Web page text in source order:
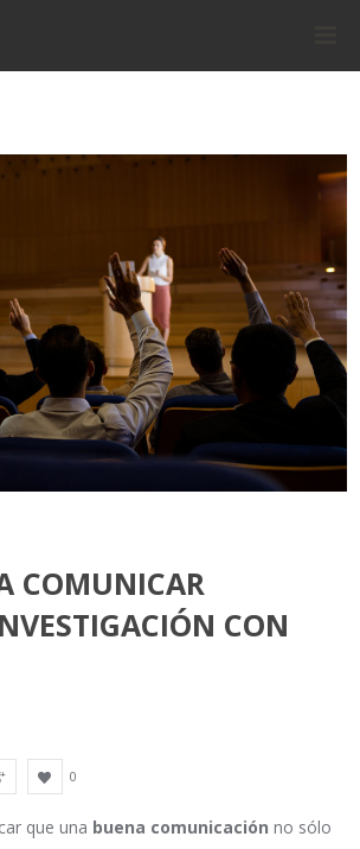
COMUNICAR
CON
0
que una buena comunicación no sólo